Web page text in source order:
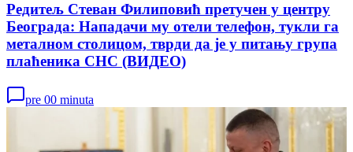
Редитељ Стеван Филиповић претучен у центру
Београда: Нападачи му отели телефон, тукли га
металном столицом, тврди да је у питању група
плаћеника СНС (ВИДЕО)
pre 00 minuta